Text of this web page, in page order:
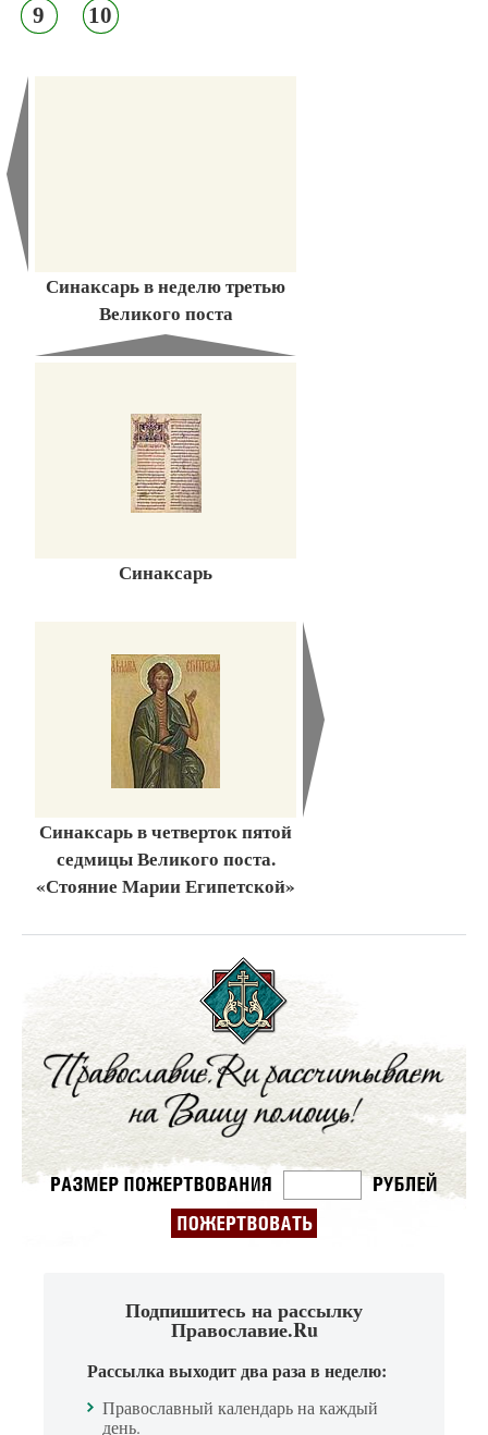
9 10
Синаксарь в неделю третью
Великого поста
Синаксарь
Синаксарь в четверток пятой
седмицы Великого поста.
«Стояние Марии Египетской»
Подпишитесь на рассылку
Православие.Ru
Рассылка выходит два раза в неделю:
Православный календарь на каждый
день.